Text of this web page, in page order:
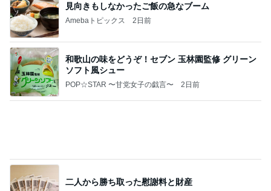
見向きもしなかったご飯の急なブーム
Amebaトピックス 2日前
和歌山の味をどうぞ！セブン 玉林園監修 グリーン
ソフト風シュー
POP☆STAR 〜甘党女子の戯言〜 2日前
二人から勝ち取った慰謝料と財産